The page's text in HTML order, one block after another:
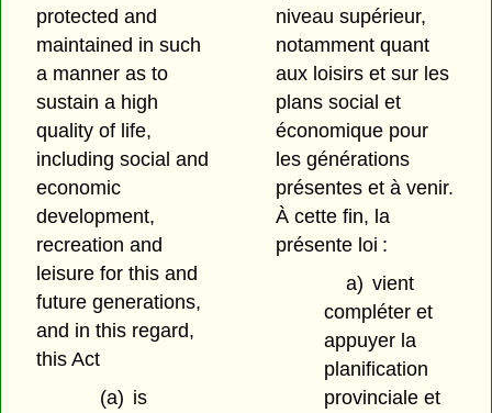
protected and
maintained in such
a manner as to
sustain a high
quality of life,
including social and
economic
development,
recreation and
leisure for this and
future generations,
and in this regard,
this Act
(a) is
niveau supérieur,
notamment quant
aux loisirs et sur les
plans social et
économique pour
les générations
présentes et à venir.
À cette fin, la
présente loi :
a) vient
compléter et
appuyer la
planification
provinciale et